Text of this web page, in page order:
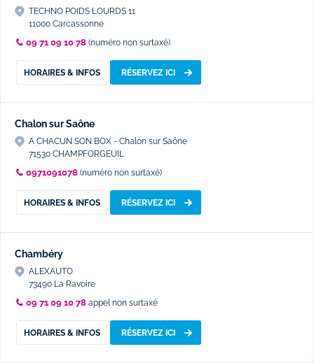
TECHNO POIDS LOURDS 11
11000 Carcassonne
09 71 09 10 78 (numéro non surtaxé)
HORAIRES & INFOS RÉSERVEZ ICI
Chalon sur Saône
A CHACUN SON BOX - Chalon sur Saône
71530 CHAMPFORGEUIL
0971091078 (numéro non surtaxé)
HORAIRES & INFOS RÉSERVEZ ICI
Chambéry
ALEXAUTO
73490 La Ravoire
09 71 09 10 78 appel non surtaxé
HORAIRES & INFOS RÉSERVEZ ICI